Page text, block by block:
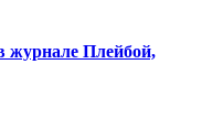
журнале Плейбой,